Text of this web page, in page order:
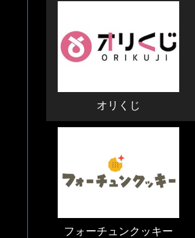
オリくじ
フォーチュンクッキー